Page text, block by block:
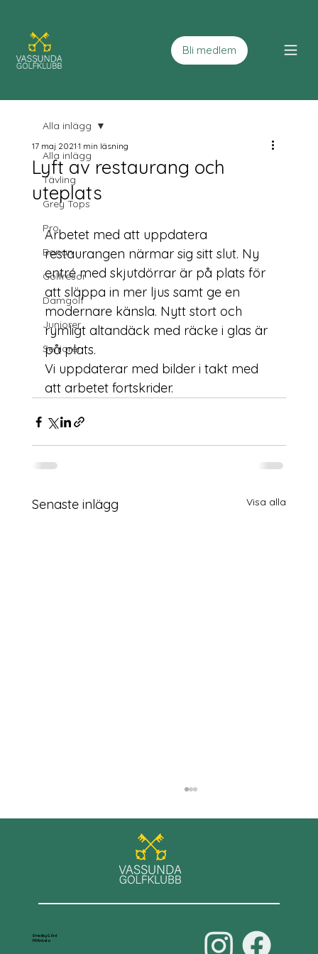
Bli medlem
Alla inlägg
Tävling
Grey Tops
Pro
Banan
Golfresor
Damgolf
Juniorer
Seniorer
Alla inlägg
Lyft av restaurang och
uteplats
17 maj 20211 min läsning
Arbetet med att uppdatera
restaurangen närmar sig sitt slut. Ny
entré med skjutdörrar är på plats för
att släppa in mer ljus samt ge en
modernare känsla. Nytt stort och
rymligt altandäck med räcke i glas är
på plats.
Vi uppdaterar med bilder i takt med
att arbetet fortskrider.
Senaste inlägg Visa alla
Smedby Gård
741 Knivsta